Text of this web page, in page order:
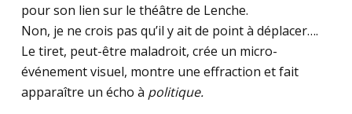
pour son lien sur le théâtre de Lenche.
Non, je ne crois pas qu’il y ait de point à déplacer….
Le tiret, peut-être maladroit, crée un micro-
événement visuel, montre une effraction et fait
apparaître un écho à politique.